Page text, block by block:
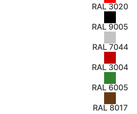
RAL 3020
RAL 9005
RAL 7044
RAL 3004
RAL 6005
RAL 8017